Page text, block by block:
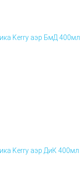
Kerry аэр БмД 400мл
Kerry аэр ДиК 400мл